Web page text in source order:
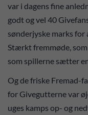
var i dagens fine
godt og vel 40
sønderjyske marks for
Stærkt fremmøde,
som spillerne sætter
Og de friske Fremad-
for Givegutterne var
uges kamps op- og